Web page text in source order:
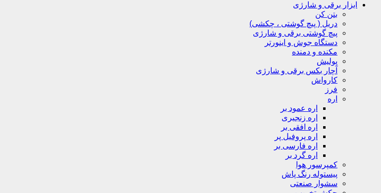
ابزار برقی و شارژی
بتن کن
دریل ( پیچ گوشتی ، چکشی)
پیچ گوشتی برقی و شارژی
دستگاه جوش و اینورتر
مکنده و دمنده
پولیش
آچار بکس برقی و شارژی
کارواش
فرز
اره
اره عمود بر
اره زنجیری
اره افقی بر
اره پروفیل پر
اره فارسی بر
اره گرد بر
کمپرسور هوا
پیستوله رنگ پاش
سشوار صنعتی